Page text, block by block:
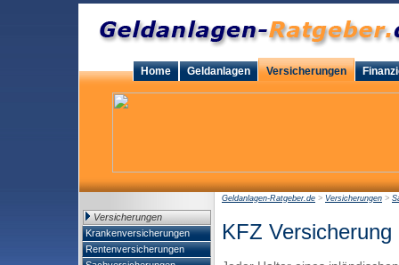
Home Geldanlagen Versicherungen
Versicherungen
Krankenversicherungen
Rentenversicherungen
Geldanlagen-Ratgeber.de > Versicherungen >
KFZ Versicherung